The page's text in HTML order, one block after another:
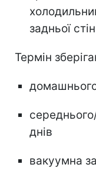
задньої
Термін
днів
вакуумна